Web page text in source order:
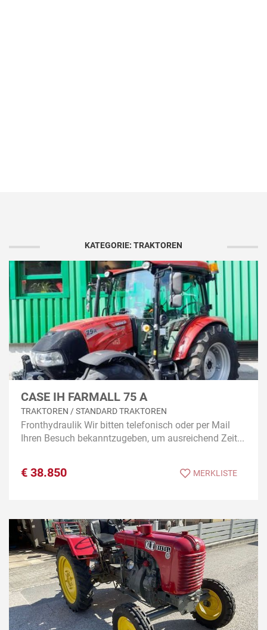
KATEGORIE: TRAKTOREN
CASE IH FARMALL 75 A
TRAKTOREN / STANDARD TRAKTOREN
Fronthydraulik Wir bitten telefonisch oder per Mail
Ihren Besuch bekanntzugeben, um ausreichend Zeit...
€ 38.850 MERKLISTE